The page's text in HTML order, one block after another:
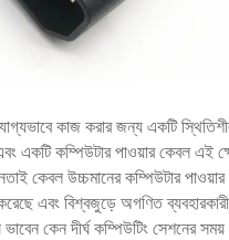
কাজ করার জন্য একটি
একটি কম্পিউটার পাওয়ার কেবল এই
কেবল উচ্চমানের কম্পিউটার
এবং বিশ্বজুড়ে অগণিত
কেন দীর্ঘ কম্পিউটিং সেশনের সময়